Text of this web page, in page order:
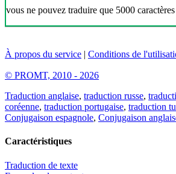
vous ne pouvez traduire que 5000
À propos du service | Conditions de
© PROMT, 2010 - 2026
Traduction anglaise, traduction russe,
coréenne, traduction portugaise, traduction
Conjugaison espagnole, Conjugaison
Caractéristiques
Traduction de texte